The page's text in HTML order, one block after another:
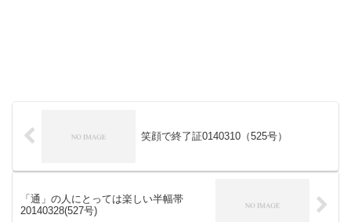
笑顔で終了証0140310（525号）
「通」の人にとっては楽しい半幅帯
20140328(527号)